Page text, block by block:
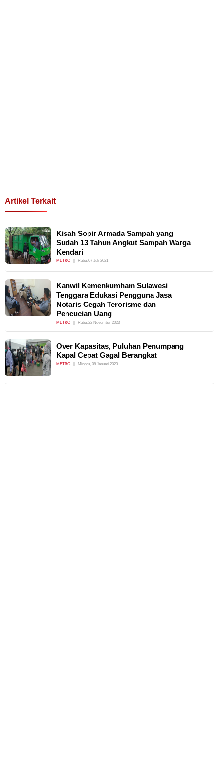
Artikel Terkait
Kisah Sopir Armada Sampah yang
Sudah 13 Tahun Angkut Sampah Warga
Kendari
METRO Rabu, 07 Juli 2021
Kanwil Kemenkumham Sulawesi
Tenggara Edukasi Pengguna Jasa
Notaris Cegah Terorisme dan
Pencucian Uang
METRO Rabu, 22 November 2023
Over Kapasitas, Puluhan Penumpang
Kapal Cepat Gagal Berangkat
METRO Minggu, 08 Januari 2023